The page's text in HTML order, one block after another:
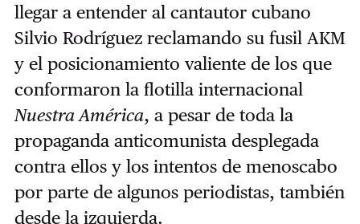
llegar a entender al cantautor cubano
Silvio Rodríguez reclamando su fusil AKM
y el posicionamiento valiente de los que
conformaron la flotilla internacional
Nuestra América, a pesar de toda la
propaganda anticomunista desplegada
contra ellos y los intentos de menoscabo
por parte de algunos periodistas, también
desde la izquierda.